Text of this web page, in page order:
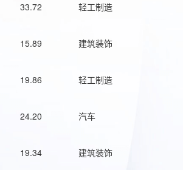
33.72 轻工制造
15.89 建筑装饰
19.86 轻工制造
24.20 汽车
19.34 建筑装饰